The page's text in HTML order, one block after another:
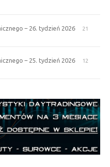
– 26. tydzień 2026
21
– 25. tydzień 2026
12